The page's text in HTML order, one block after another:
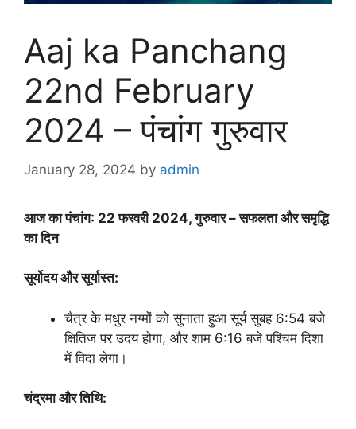
Aaj ka Panchang
22nd February
2024 – पंचांग गुरुवार
January 28, 2024 by admin
आज का पंचांग: 22 फरवरी 2024, गुरुवार – सफलता और समृद्धि
का दिन
सूर्योदय और सूर्यास्त:
चैत्र के मधुर नग्मों को सुनाता हुआ सूर्य सुबह 6:54 बजे
क्षितिज पर उदय होगा, और शाम 6:16 बजे पश्चिम दिशा
में विदा लेगा।
चंद्रमा और तिथि: